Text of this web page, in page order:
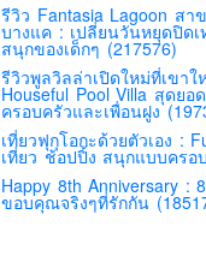
รีวิว Fantasia Lagoon สา
บางแค : เปลี่ยนวันหยุดปิด
สนุกของเด็กๆ (217576)
รีวิวพูลวิลล่าเปิดใหม่ที่เขา
Houseful Pool Villa สุดยอ
ครอบครัวและเพื่อนฝูง
เที่ยวฟุกุโอกะด้วยตัวเอง :
เที่ยว ช้อปปิ้ง สนุกแบบครอ
Happy 8th Anniversary :
ขอบคุณจริงๆที่รักกัน